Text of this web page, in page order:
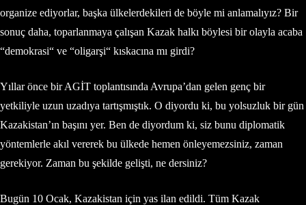
organize ediyorlar, başka ülkelerdekileri de böyle mi anlamalıyız? Bir
sonuç daha, toparlanmaya çalışan Kazak halkı böylesi bir olayla acaba
“demokrasi“ ve “oligarşi“ kıskacına mı girdi?
Yıllar önce bir AGİT toplantısında Avrupa’dan gelen genç bir
yetkiliyle uzun uzadıya tartışmıştık. O diyordu ki, bu yolsuzluk bir gün
Kazakistan’ın başını yer. Ben de diyordum ki, siz bunu diplomatik
yöntemlerle akıl vererek bu ülkede hemen önleyemezsiniz, zaman
gerekiyor. Zaman bu şekilde gelişti, ne dersiniz?
Bugün 10 Ocak, Kazakistan için yas ilan edildi. Tüm Kazak